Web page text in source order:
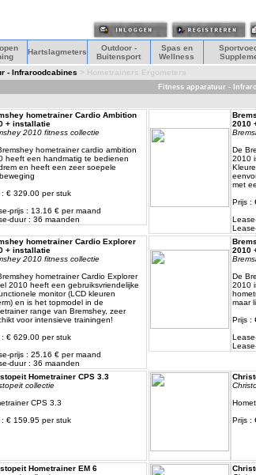
Hartslagmeters
Outdoor -
Buitensport
Spas en
Wellness
- Infraroodcabines > Hometrainers Ergometers
Fitness apparatuur -
hometrainer Cardio Ambition
+ installatie
2010 fitness collectie
hometrainer cardio ambition
heeft een handmatig te bedienen
en heeft een zeer soepele
: € 329.00 per stuk
prijs : 13.16 € per maand
duur : 36 maanden
2010
De
2010
met
Prijs :
hometrainer Cardio Explorer
+ installatie
2010 fitness collectie
hometrainer Cardio Explorer
2010 heeft een gebruiksvriendelijke
monitor (LCD kleuren
en is het topmodel in de
range van Bremshey, zeer
voor intensieve trainingen!
: € 629.00 per stuk
prijs : 25.16 € per maand
duur : 36 maanden
2010
De
2010
maar
Prijs :
Hometrainer CPS 3.3
collectie
CPS 3.3
: € 159.95 per stuk
Prijs :
Hometrainer EM 6